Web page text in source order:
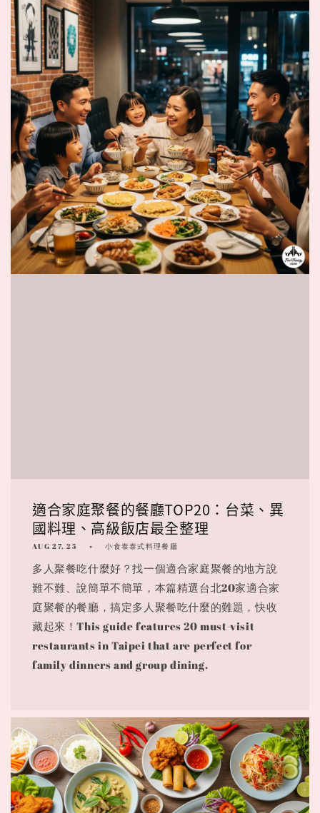
適合家庭聚餐的餐廳TOP20：台菜、異
國料理、高級飯店最全整理
AUG 27, 25 小食泰泰式料理餐廳
多人聚餐吃什麼好？找一個適合家庭聚餐的地方說
難不難、說簡單不簡單，本篇精選台北20家適合家
庭聚餐的餐廳，搞定多人聚餐吃什麼的難題，快收
藏起來！This guide features 20 must-visit
restaurants in Taipei that are perfect for
family dinners and group dining.